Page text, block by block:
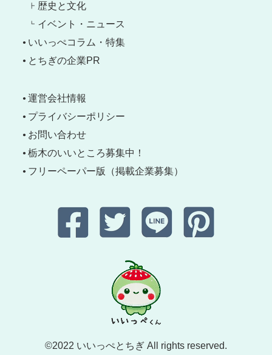
歴史と文化
イベント・ニュース
いいっぺコラム・特集
とちぎの企業PR
運営会社情報
プライバシーポリシー
お問い合わせ
栃木のいいところ募集中！
フリーペーパー版（掲載企業募集）
©2022 いいっぺとちぎ All rights reserved.